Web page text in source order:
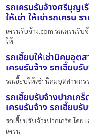
รถเครนรับจ้างศรีบุญเ
ให้เช่า ให้เช่ารถเครน ร
เครนรับจ้าง.com รถเครนรับ
ให้
รถเฮี๊ยบให้เช่านิคมอุต
เครนรับจ้าง รถเฮี๊ยบรั
รถเฮี๊ยบให้เช่านิคมอุตสาหกร
รถเฮี๊ยบรับจ้างปากเก
เครนรับจ้าง รถเฮี๊ยบรั
รถเฮี๊ยบรับจ้างปากเกร็ด โดย
เครน